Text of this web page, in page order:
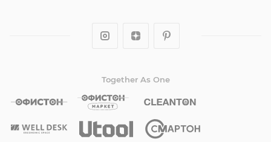
Together As One